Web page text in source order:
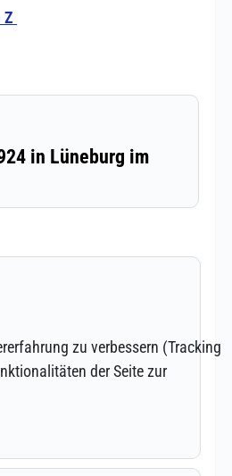
zu verbessern (Tracking
der Seite zur